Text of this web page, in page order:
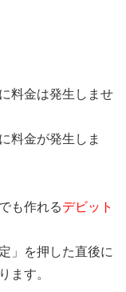
料金は発生しませ
料金が発生しま
も作れるデビット
」を押した直後に
ます。